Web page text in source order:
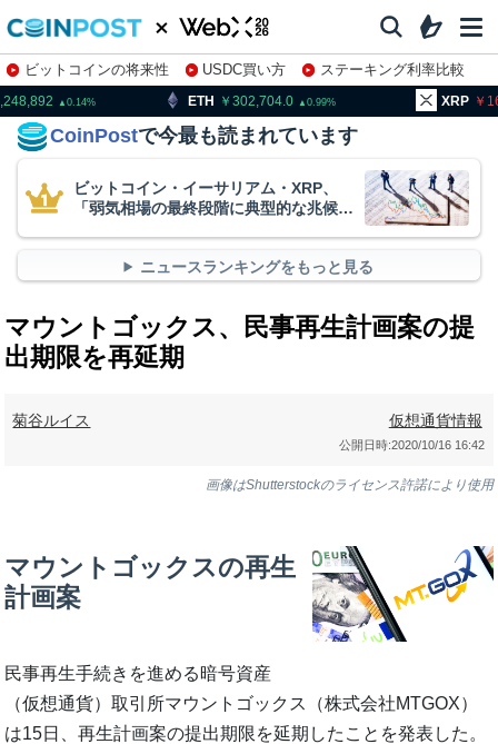
ビットコインの将来性 USDC買い方
ステーキング利率比較
株特集・関連銘柄
ETH 302,704.0 XRP 166.80
CoinPostで今最も読まれています
ビットコイン・イーサリアム・XRP、
「弱気相場の最終段階に典型的な兆候」
ニュースランキングをもっと見る
マウントゴックス、民事再生計画案の提
出期限を再延期
菊谷ルイス 仮想通貨情報
公開日時:2020/10/16 16:42
画像はShutterstockのライセンス許諾により使用
マウントゴックスの再生
計画案
民事再生手続きを進める暗号資産
（仮想通貨）取引所マウントゴックス（株式会社MTGOX）
は15日、再生計画案の提出期限を延期したことを発表した。